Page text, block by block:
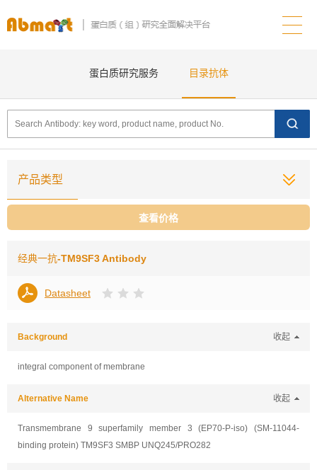
蛋白质研究服务 目录抗体
产品类型
查看价格
经典一抗-TM9SF3 Antibody
Datasheet
Background 收起
integral component of membrane
Alternative Name 收起
Transmembrane 9 superfamily member 3 (EP70-P-iso) (SM-11044-
binding protein) TM9SF3 SMBP UNQ245/PRO282